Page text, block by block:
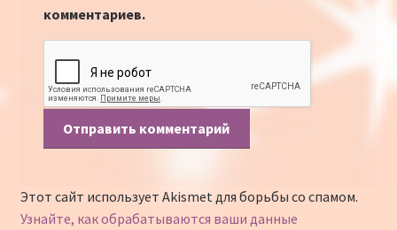
комментариев.
Этот сайт использует Akismet для борьбы со спамом.
Узнайте, как обрабатываются ваши данные